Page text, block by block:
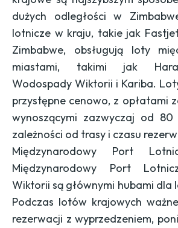
dużych odległości w
lotnicze w kraju, takie jak
Zimbabwe, obsługują loty
miastami, takimi jak
Wodospady Wiktorii i Kariba.
przystępne cenowo, z opłatami
wynoszącymi zazwyczaj od
zależności od trasy i czasu
Międzynarodowy Port
Międzynarodowy Port
Wiktorii są głównymi hubami dla
Podczas lotów krajowych
rezerwacji z wyprzedzeniem,